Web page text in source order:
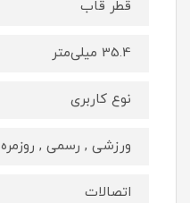
قطر قاب
35.4 میلی‌متر
نوع کاربری
ورزشی , رسمی , روزمره
اتصالات